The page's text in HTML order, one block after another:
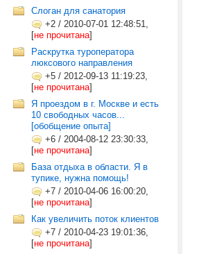
Слоган для санатория
+2 / 2010-07-01 12:48:51,
[не прочитана]
Раскрутка туроператора
люксового направления
+5 / 2012-09-13 11:19:23,
[не прочитана]
Я проездом в г. Москве и есть
10 свободных часов...
[обобщение опыта]
+6 / 2004-08-12 23:30:33,
[не прочитана]
База отдыха в области. Я в
тупике, нужна помощь!
+7 / 2010-04-06 16:00:20,
[не прочитана]
Как увеличить поток клиентов
+7 / 2010-04-23 19:01:36,
[не прочитана]